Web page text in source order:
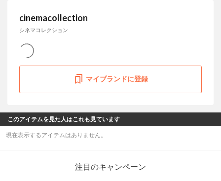
cinemacollection
シネマコレクション
マイブランドに登録
このアイテムを見た人はこれも見ています
現在表示するアイテムはありません。
注目のキャンペーン